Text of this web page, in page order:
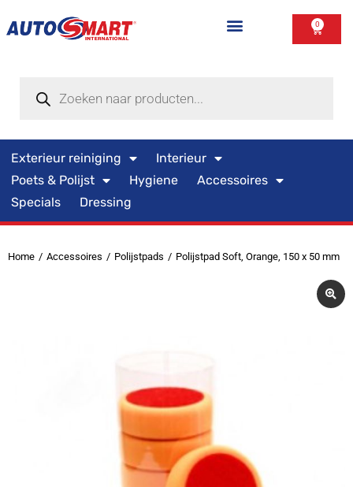
0
Exterieur reiniging
Interieur
Poets & Polijst
Hygiene
Accessoires
Specials
Dressing
Je bent hier:
Home Accessoires Polijstpads Polijstpad Soft, Orange, 150 x 50 mm